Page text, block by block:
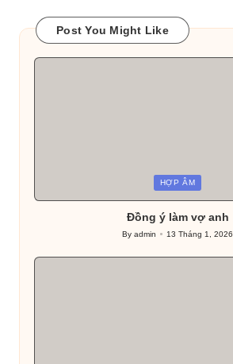
Post You Might Like
in
HỢP ÂM
Đồng ý làm vợ anh
Posted
Byadmin 13 Tháng 1, 2026